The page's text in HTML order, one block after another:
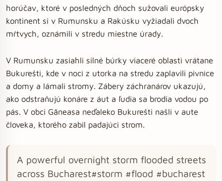
horúčav, ktoré v posledných dňoch sužovali európsky
kontinent si v Rumunsku a Rakúsku vyžiadali dvoch
mŕtvych, oznámili v stredu miestne úrady.
V Rumunsku zasiahli silné búrky viaceré oblasti vrátane
Bukurešti, kde v noci z utorka na stredu zaplavili pivnice
a domy a lámali stromy. Zábery záchranárov ukazujú,
ako odstraňujú konáre z áut a ľudia sa brodia vodou po
pás. V obci Găneasa neďaleko Bukurešti našli v aute
človeka, ktorého zabil padajúci strom.
A powerful overnight storm flooded streets
across Bucharest#storm #flood #bucharest